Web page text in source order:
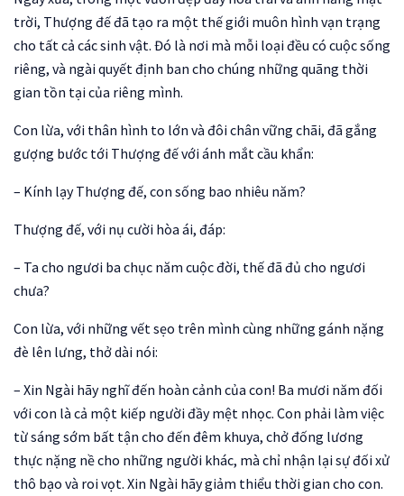
trời, Thượng đế đã tạo ra một thế giới muôn hình vạn trạng
cho tất cả các sinh vật. Đó là nơi mà mỗi loại đều có cuộc sống
riêng, và ngài quyết định ban cho chúng những quãng thời
gian tồn tại của riêng mình.
Con lừa, với thân hình to lớn và đôi chân vững chãi, đã gắng
gượng bước tới Thượng đế với ánh mắt cầu khẩn:
– Kính lạy Thượng đế, con sống bao nhiêu năm?
Thượng đế, với nụ cười hòa ái, đáp:
– Ta cho ngươi ba chục năm cuộc đời, thế đã đủ cho ngươi
chưa?
Con lừa, với những vết sẹo trên mình cùng những gánh nặng
đè lên lưng, thở dài nói:
– Xin Ngài hãy nghĩ đến hoàn cảnh của con! Ba mươi năm đối
với con là cả một kiếp người đầy mệt nhọc. Con phải làm việc
từ sáng sớm bất tận cho đến đêm khuya, chở đống lương
thực nặng nề cho những người khác, mà chỉ nhận lại sự đối xử
thô bạo và roi vọt. Xin Ngài hãy giảm thiểu thời gian cho con.